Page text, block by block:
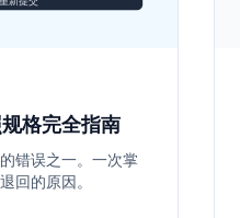
格完全指南
错误之一。一次掌
回的原因。